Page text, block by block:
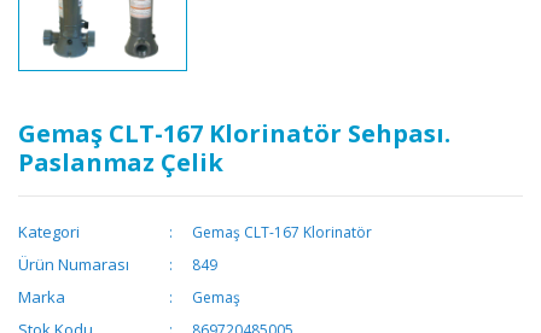
Gemaş CLT-167 Klorinatör Sehpası.
Paslanmaz Çelik
Kategori Gemaş CLT-167 Klorinatör
Ürün Numarası 849
Marka Gemaş